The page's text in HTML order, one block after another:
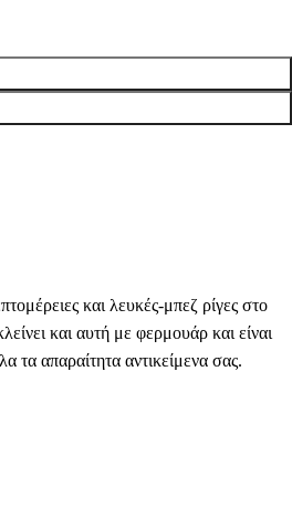
και λευκές-μπεζ ρίγες στο
και αυτή με φερμουάρ και είναι
τα απαραίτητα αντικείμενα σας.